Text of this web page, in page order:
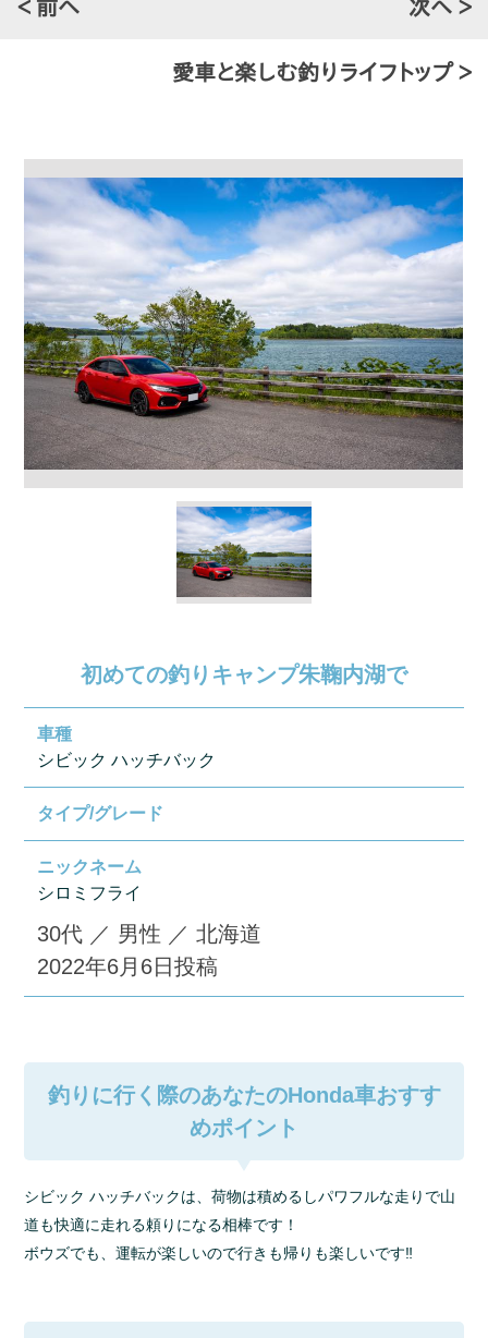
＜ 前へ 次へ ＞
愛車と楽しむ釣りライフトップ ＞
初めての釣りキャンプ朱鞠内湖で
車種
シビック ハッチバック
タイプ/グレード
ニックネーム
シロミフライ
30代 ／ 男性 ／北海道
2022年6月6日投稿
釣りに行く際のあなたのHonda車おすす
めポイント
シビック ハッチバックは、荷物は積めるしパワフルな走りで山
道も快適に走れる頼りになる相棒です！
ボウズでも、運転が楽しいので行きも帰りも楽しいです‼︎